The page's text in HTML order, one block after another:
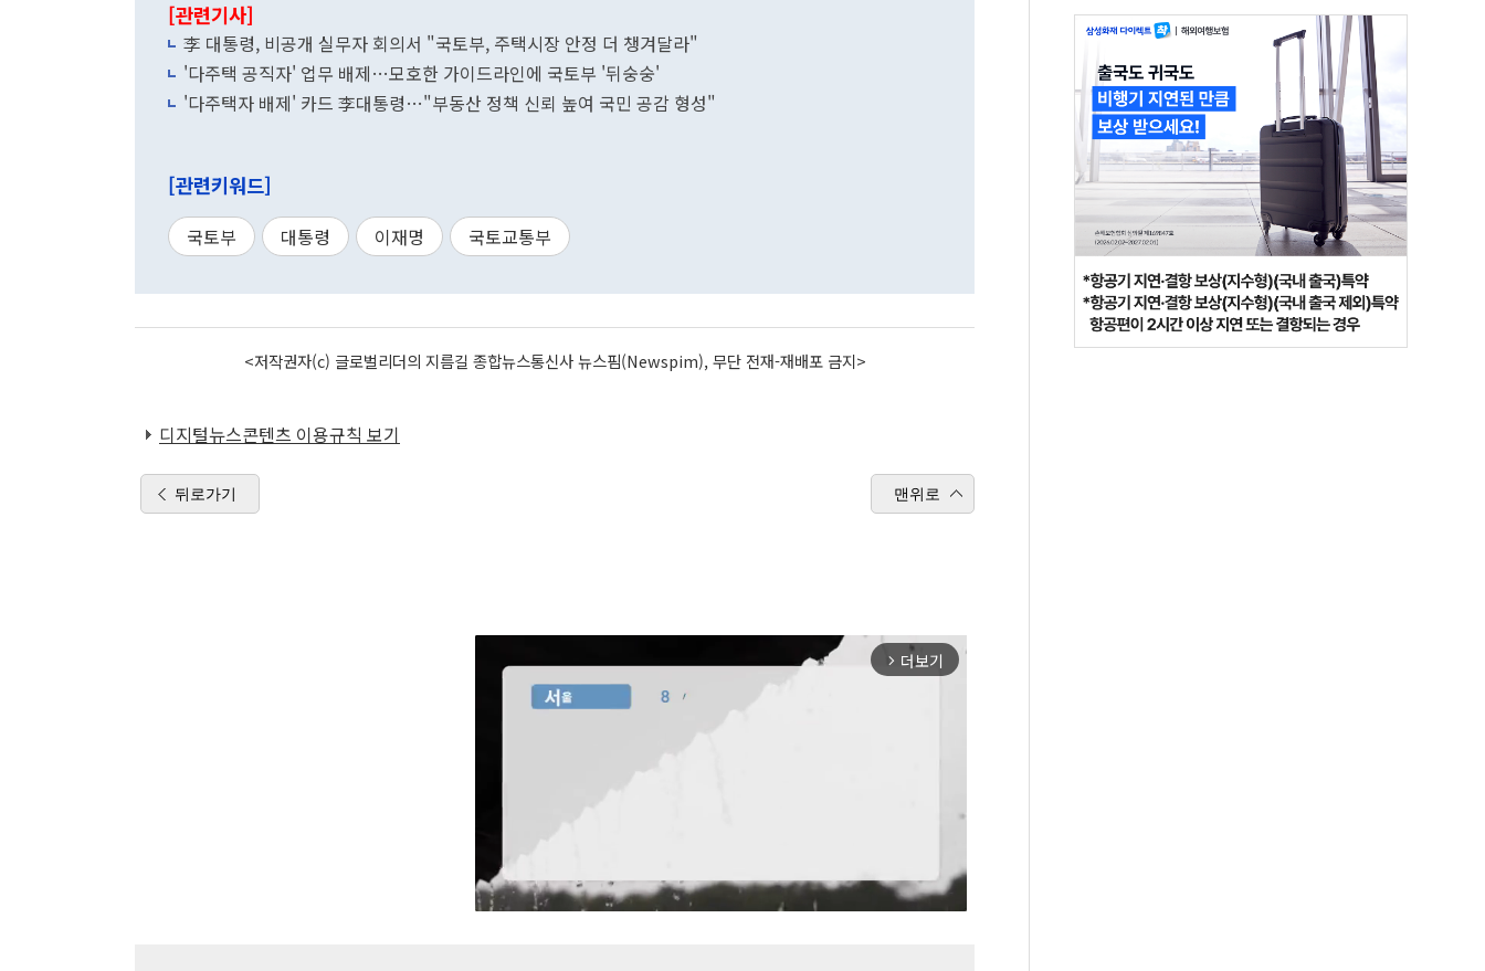
[관련기사]
李 대통령, 비공개 실무자 회의서 "국토부, 주택시장 안정 더 챙겨달라"
'다주택 공직자' 업무 배제…모호한 가이드라인에 국토부 '뒤숭숭'
'다주택자 배제' 카드 李대통령…"부동산 정책 신뢰 높여 국민 공감 형성"
[관련키워드]
국토부 대통령 이재명 국토교통부
<저작권자(c) 글로벌리더의 지름길 종합뉴스통신사 뉴스핌(Newspim), 무단 전재-재배포 금지>
디지털뉴스콘텐츠 이용규칙 보기
뒤로가기 맨위로
arrow_forward_ios 더보기